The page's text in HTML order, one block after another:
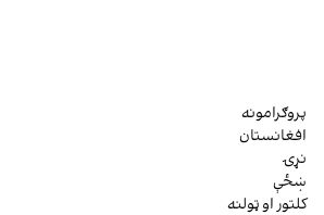
پروګرامونه
افغانستان
نړۍ
ښځې
کلتور او ټولنه